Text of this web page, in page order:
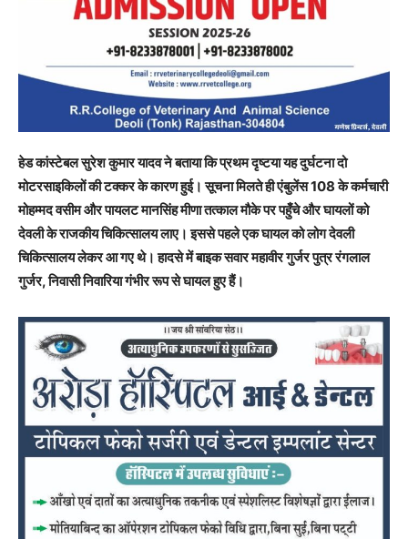
हेड कांस्टेबल सुरेश कुमार यादव ने बताया कि प्रथम दृष्टया यह दुर्घटना दो
मोटरसाइकिलों की टक्कर के कारण हुई। सूचना मिलते ही एंबुलेंस 108 के कर्मचारी
मोहम्मद वसीम और पायलट मानसिंह मीणा तत्काल मौके पर पहुँचे और घायलों को
देवली के राजकीय चिकित्सालय लाए। इससे पहले एक घायल को लोग देवली
चिकित्सालय लेकर आ गए थे। हादसे में बाइक सवार महावीर गुर्जर पुत्र रंगलाल
गुर्जर, निवासी निवारिया गंभीर रूप से घायल हुए हैं।